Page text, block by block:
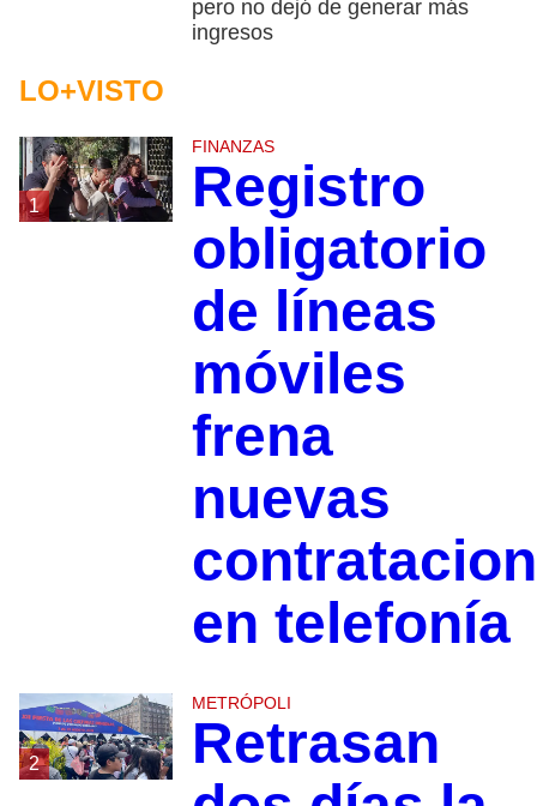
pero no dejó de generar más
ingresos
LO+VISTO
1
FINANZAS
Registro
obligatorio
de líneas
móviles
frena
nuevas
en telefonía
2
METRÓPOLI
Retrasan